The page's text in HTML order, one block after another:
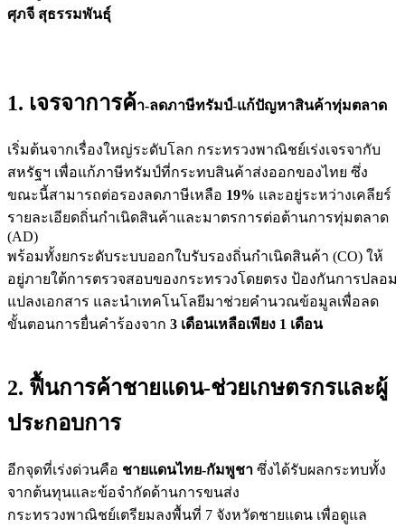
ศุภจี สุธรรมพันธุ์
1. เจรจาการค้า-ลดภาษีทรัมป์-แก้ปัญหาสินค้าทุ่มตลาด
เริ่มต้นจากเรื่องใหญ่ระดับโลก กระทรวงพาณิชย์เร่งเจรจากับ
สหรัฐฯ เพื่อแก้ภาษีทรัมป์ที่กระทบสินค้าส่งออกของไทย ซึ่ง
ขณะนี้สามารถต่อรองลดภาษีเหลือ 19% และอยู่ระหว่างเคลียร์
รายละเอียดถิ่นกำเนิดสินค้าและมาตรการต่อต้านการทุ่มตลาด
(AD)
พร้อมทั้งยกระดับระบบออกใบรับรองถิ่นกำเนิดสินค้า (CO) ให้
อยู่ภายใต้การตรวจสอบของกระทรวงโดยตรง ป้องกันการปลอม
แปลงเอกสาร และนำเทคโนโลยีมาช่วยคำนวณข้อมูลเพื่อลด
ขั้นตอนการยื่นคำร้องจาก 3 เดือนเหลือเพียง 1 เดือน
2. ฟื้นการค้าชายแดน-ช่วยเกษตรกรและผู้
ประกอบการ
อีกจุดที่เร่งด่วนคือ ชายแดนไทย-กัมพูชา ซึ่งได้รับผลกระทบทั้ง
จากต้นทุนและข้อจำกัดด้านการขนส่ง
กระทรวงพาณิชย์เตรียมลงพื้นที่ 7 จังหวัดชายแดน เพื่อดูแล